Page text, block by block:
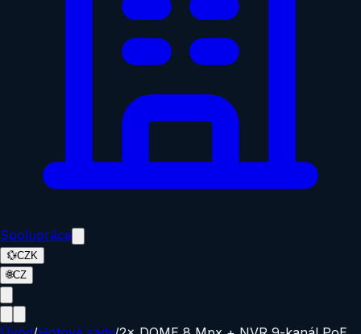
Spolupráce
💱CZK
🌐CZ